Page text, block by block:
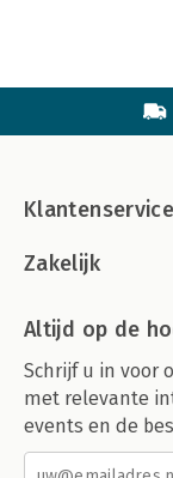
Klantenservice
Zakelijk
Altijd op de
Schrijf u in voor
met relevante
events en de